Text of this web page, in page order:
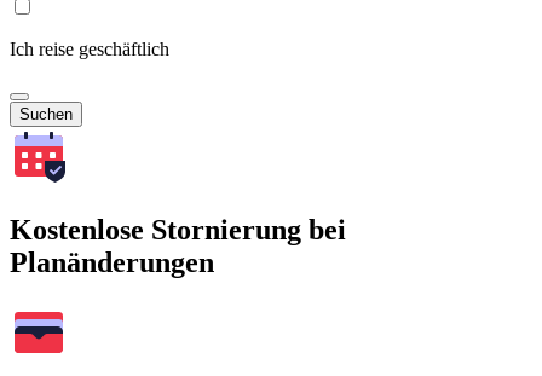
Ich reise geschäftlich
Suchen
Kostenlose Stornierung bei
Planänderungen